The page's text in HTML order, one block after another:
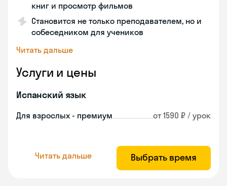
книг и просмотр фильмов
Становится не только преподавателем, но и
собеседником для учеников
Читать дальше
Услуги и цены
Испанский язык
Для взрослых - премиум от 1590 ₽ / урок
Читать дальше Выбрать время